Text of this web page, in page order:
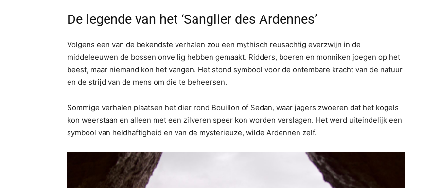
De legende van het ‘Sanglier des Ardennes’
Volgens een van de bekendste verhalen zou een mythisch reusachtig everzwijn in de
middeleeuwen de bossen onveilig hebben gemaakt. Ridders, boeren en monniken joegen op het
beest, maar niemand kon het vangen. Het stond symbool voor de ontembare kracht van de natuur
en de strijd van de mens om die te beheersen.
Sommige verhalen plaatsen het dier rond Bouillon of Sedan, waar jagers zwoeren dat het kogels
kon weerstaan en alleen met een zilveren speer kon worden verslagen. Het werd uiteindelijk een
symbool van heldhaftigheid en van de mysterieuze, wilde Ardennen zelf.